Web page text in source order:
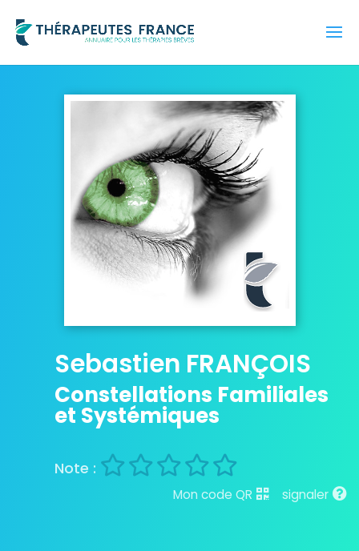
Sebastien FRANÇOIS
Constellations Familiales
et Systémiques
signaler
Mon code QR